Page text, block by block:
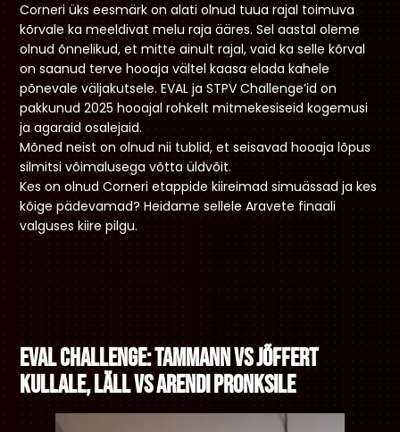
Corneri üks eesmärk on alati olnud tuua rajal toimuva
kõrvale ka meeldivat melu raja ääres. Sel aastal oleme
olnud õnnelikud, et mitte ainult rajal, vaid ka selle kõrval
on saanud terve hooaja vältel kaasa elada kahele
põnevale väljakutsele. EVAL ja STPV Challenge’id on
pakkunud 2025 hooajal rohkelt mitmekesiseid kogemusi
ja agaraid osalejaid.
Mõned neist on olnud nii tublid, et seisavad hooaja lõpus
silmitsi võimalusega võtta üldvõit.
Kes on olnud Corneri etappide kiireimad simuässad ja kes
kõige pädevamad? Heidame sellele Aravete finaali
valguses kiire pilgu.
EVAL Challenge: Tammann vs Jõffert
kullale, Läll vs Arendi pronksile